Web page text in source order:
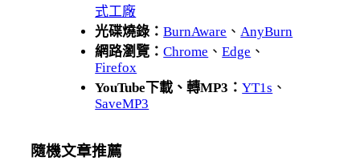
式工廠
光碟燒錄：BurnAware 、 AnyBurn
網路瀏覽：Chrome 、Edge 、
Firefox
YouTube下載、轉MP3：YT1s 、
SaveMP3
隨機文章推薦